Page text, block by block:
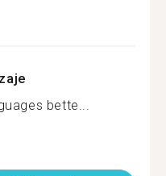
bette...